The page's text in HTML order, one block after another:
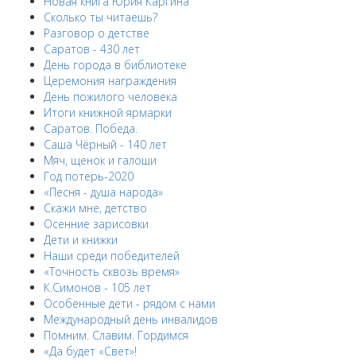
Сколько ты читаешь?
Разговор о детстве
Саратов - 430 лет
День города в библиотеке
Церемония награждения
День пожилого человека
Итоги книжной ярмарки
Саратов. Победа.
Саша Чёрный - 140 лет
Мяч, щенок и галоши
Год потерь-2020
«Песня - душа народа»
Скажи мне, детство
Осенние зарисовки
Дети и книжки
Наши среди победителей
«Точность сквозь время»
К.Симонов - 105 лет
Особенные дети - рядом с нами
Международный день инвалидов
Помним. Славим. Гордимся
«Да будет «Свет»!